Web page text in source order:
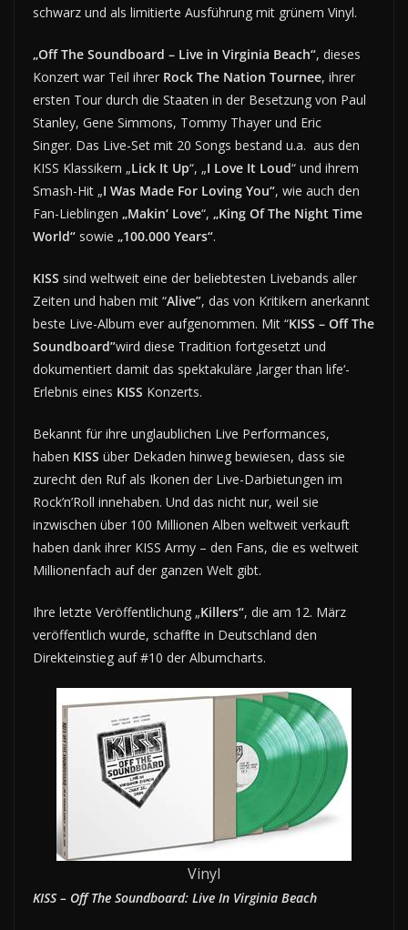
schwarz und als limitierte Ausführung mit grünem Vinyl.
„Off The Soundboard – Live in Virginia Beach“, dieses
Konzert war Teil ihrer Rock The Nation Tournee, ihrer
ersten Tour durch die Staaten in der Besetzung von Paul
Stanley, Gene Simmons, Tommy Thayer und Eric
Singer. Das Live-Set mit 20 Songs bestand u.a. aus den
KISS Klassikern „Lick It Up“, „I Love It Loud“ und ihrem
Smash-Hit „I Was Made For Loving You“, wie auch den
Fan-Lieblingen „Makin‘ Love“, „King Of The Night Time
World“ sowie „100.000 Years“.
KISS sind weltweit eine der beliebtesten Livebands aller
Zeiten und haben mit “Alive”, das von Kritikern anerkannt
beste Live-Album ever aufgenommen. Mit “KISS – Off The
Soundboard”wird diese Tradition fortgesetzt und
dokumentiert damit das spektakuläre ‚larger than life‘-
Erlebnis eines KISS Konzerts.
Bekannt für ihre unglaublichen Live Performances,
haben KISS über Dekaden hinweg bewiesen, dass sie
zurecht den Ruf als Ikonen der Live-Darbietungen im
Rock’n’Roll innehaben. Und das nicht nur, weil sie
inzwischen über 100 Millionen Alben weltweit verkauft
haben dank ihrer KISS Army – den Fans, die es weltweit
Millionenfach auf der ganzen Welt gibt.
Ihre letzte Veröffentlichung „Killers“, die am 12. März
veröffentlich wurde, schaffte in Deutschland den
Direkteinstieg auf #10 der Albumcharts.
Vinyl
KISS – Off The Soundboard: Live In Virginia Beach